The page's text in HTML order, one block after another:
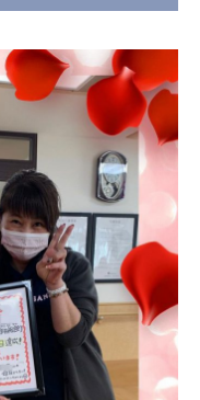
会社 鷹揚館
館
社 七星